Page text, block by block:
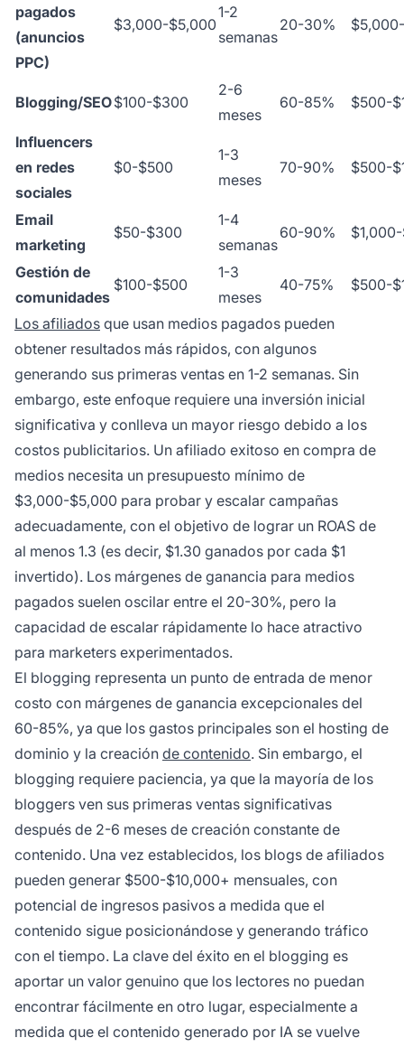
pagados
(anuncios
PPC)
$3,000-$5,000
1-2
semanas
20-30%
Blogging/SEO$100-$300
2-6
meses
60-85% $500-
Influencers
en redes
sociales
$0-$500
1-3
meses
70-90% $500-
Email
marketing
$50-$300
1-4
semanas
60-90%
Gestión de
comunidades
$100-$500
1-3
meses
40-75% $500-
Los afiliados que usan medios pagados pueden
obtener resultados más rápidos, con algunos
generando sus primeras ventas en 1-2 semanas. Sin
embargo, este enfoque requiere una inversión inicial
significativa y conlleva un mayor riesgo debido a los
costos publicitarios. Un afiliado exitoso en compra de
medios necesita un presupuesto mínimo de
$3,000-$5,000 para probar y escalar campañas
adecuadamente, con el objetivo de lograr un ROAS de
al menos 1.3 (es decir, $1.30 ganados por cada $1
invertido). Los márgenes de ganancia para medios
pagados suelen oscilar entre el 20-30%, pero la
capacidad de escalar rápidamente lo hace atractivo
para marketers experimentados.
El blogging representa un punto de entrada de menor
costo con márgenes de ganancia excepcionales del
60-85%, ya que los gastos principales son el hosting de
dominio y la creación de contenido. Sin embargo, el
blogging requiere paciencia, ya que la mayoría de los
bloggers ven sus primeras ventas significativas
después de 2-6 meses de creación constante de
contenido. Una vez establecidos, los blogs de afiliados
pueden generar $500-$10,000+ mensuales, con
potencial de ingresos pasivos a medida que el
contenido sigue posicionándose y generando tráfico
con el tiempo. La clave del éxito en el blogging es
aportar un valor genuino que los lectores no puedan
encontrar fácilmente en otro lugar, especialmente a
medida que el contenido generado por IA se vuelve